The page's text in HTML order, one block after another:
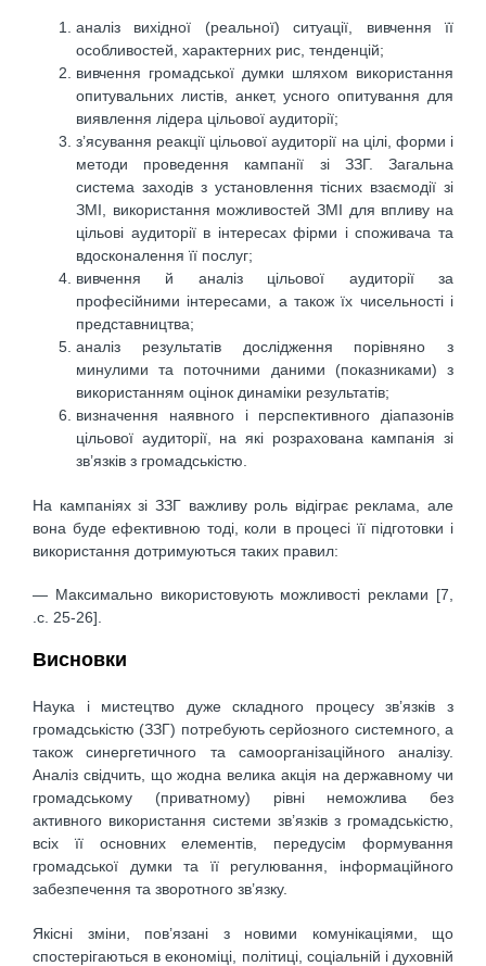
аналіз вихідної (реальної) ситуації, вивчення її
особливостей, характерних рис, тенденцій;
вивчення громадської думки шляхом використання
опитувальних листів, анкет, усного опитування для
виявлення лідера цільової аудиторії;
з’ясування реакції цільової аудиторії на цілі, форми і
методи проведення кампанії зі ЗЗГ. Загальна
система заходів з установлення тісних взаємодії зі
ЗМІ, використання можливостей ЗМІ для впливу на
цільові аудиторії в інтересах фірми і споживача та
вдосконалення її послуг;
вивчення й аналіз цільової аудиторії за
професійними інтересами, а також їх чисельності і
представництва;
аналіз результатів дослідження порівняно з
минулими та поточними даними (показниками) з
використанням оцінок динаміки результатів;
визначення наявного і перспективного діапазонів
цільової аудиторії, на які розрахована кампанія зі
зв’язків з громадськістю.
На кампаніях зі ЗЗГ важливу роль відіграє реклама, але
вона буде ефективною тоді, коли в процесі її підготовки і
використання дотримуються таких правил:
— Максимально використовують можливості реклами [7,
.c. 25-26].
Висновки
Наука і мистецтво дуже складного процесу зв’язків з
громадськістю (ЗЗГ) потребують серйозного системного, а
також синергетичного та самоорганізаційного аналізу.
Аналіз свідчить, що жодна велика акція на державному чи
громадському (приватному) рівні неможлива без
активного використання системи зв’язків з громадськістю,
всіх її основних елементів, передусім формування
громадської думки та її регулювання, інформаційного
забезпечення та зворотного зв’язку.
Якісні зміни, пов’язані з новими комунікаціями, що
спостерігаються в економіці, політиці, соціальній і духовній